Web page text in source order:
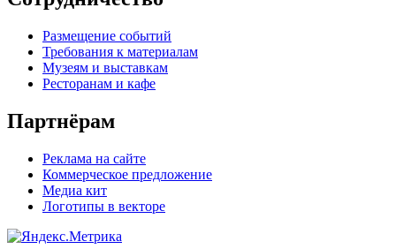
Размещение событий
Требования к материалам
Музеям и выставкам
Ресторанам и кафе
Партнёрам
Реклама на сайте
Коммерческое предложение
Медиа кит
Логотипы в векторе